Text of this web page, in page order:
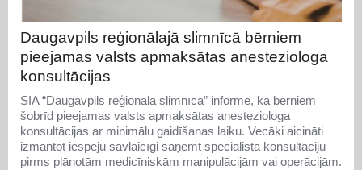
Daugavpils reģionālajā slimnīcā bērniem
pieejamas valsts apmaksātas anesteziologa
konsultācijas
SIA “Daugavpils reģionālā slimnīca” informē, ka bērniem
šobrīd pieejamas valsts apmaksātas anesteziologa
konsultācijas ar minimālu gaidīšanas laiku. Vecāki aicināti
izmantot iespēju savlaicīgi saņemt speciālista konsultāciju
pirms plānotām medicīniskām manipulācijām vai operācijām.